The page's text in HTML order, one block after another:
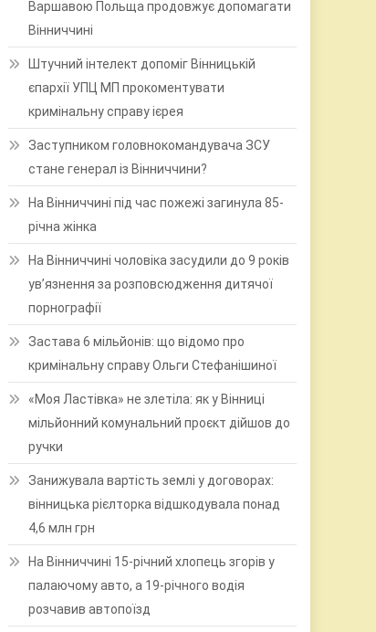
Варшавою Польща продовжує допомагати
Вінниччині
Штучний інтелект допоміг Вінницькій
єпархії УПЦ МП прокоментувати
кримінальну справу ієрея
Заступником головнокомандувача ЗСУ
стане генерал із Вінниччини?
На Вінниччині під час пожежі загинула 85-
річна жінка
На Вінниччині чоловіка засудили до 9 років
ув’язнення за розповсюдження дитячої
порнографії
Застава 6 мільйонів: що відомо про
кримінальну справу Ольги Стефанішиної
«Моя Ластівка» не злетіла: як у Вінниці
мільйонний комунальний проєкт дійшов до
ручки
Занижувала вартість землі у договорах:
вінницька рієлторка відшкодувала понад
4,6 млн грн
На Вінниччині 15-річний хлопець згорів у
палаючому авто, а 19-річного водія
розчавив автопоїзд